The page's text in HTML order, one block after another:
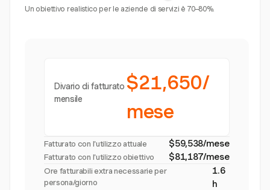
Un obiettivo realistico per le aziende di servizi è 70–80%.
Divario di fatturato
mensile
$21,650/
mese
Fatturato con l'utilizzo attuale $59,538/mese
Fatturato con l'utilizzo obiettivo $81,187/mese
Ore fatturabili extra necessarie per
persona/giorno
1.6
h